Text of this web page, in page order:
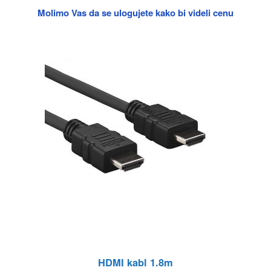
Molimo Vas da se ulogujete kako bi videli cenu
HDMI kabl 1.8m